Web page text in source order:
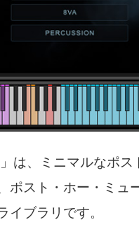
は、ミニマルなポ
ポスト・ホー・ミュ
イブラリです。